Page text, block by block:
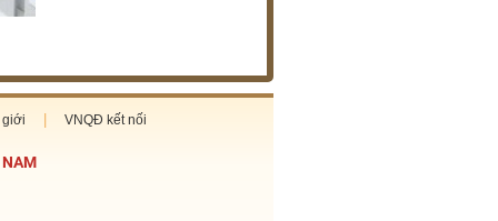
giới VNQĐ kết nối
NAM